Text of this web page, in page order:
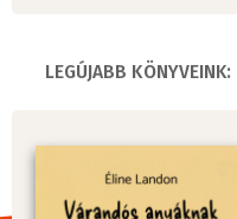
LEGÚJABB KÖNYVEINK: